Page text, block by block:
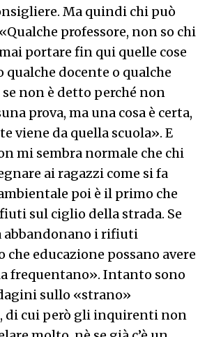
Ma quindi chi può
professore, non so chi
portare fin qui quelle cose
docente o qualche
non è detto perché non
prova, ma una cosa è certa,
viene da quella scuola». E
mi sembra normale che chi
ai ragazzi come si fa
poi è il primo che
sul ciglio della strada. Se
abbandonano i rifiuti
educazione possano avere
frequentano». Intanto sono
sullo «strano»
di cui però gli inquirenti non